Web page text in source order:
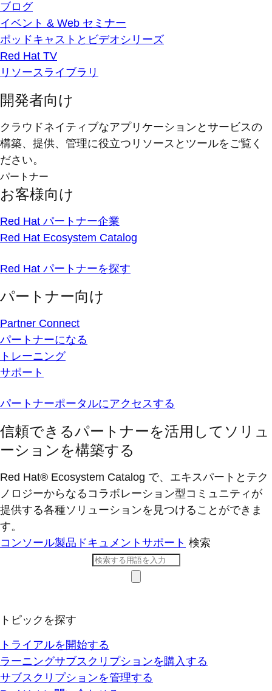
ブログ
イベント & Web セミナー
ポッドキャストとビデオシリーズ
Red Hat TV
リソースライブラリ
開発者向け
クラウドネイティブなアプリケーションとサービスの
構築、提供、管理に役立つリソースとツールをご覧く
ださい。
パートナー
お客様向け
Red Hat パートナー企業
Red Hat Ecosystem Catalog
Red Hat パートナーを探す
パートナー向け
Partner Connect
パートナーになる
トレーニング
サポート
パートナーポータルにアクセスする
信頼できるパートナーを活用してソリュ
ーションを構築する
Red Hat® Ecosystem Catalog で、エキスパートとテク
ノロジーからなるコラボレーション型コミ​ュニティが
提供する各種ソリューションを見つけることができま
す。
コンソール製品ドキュメント サポート 検索
トピックを探す
トライアルを開始する
ラーニングサブスクリプションを購入する
サブスクリプションを管理する